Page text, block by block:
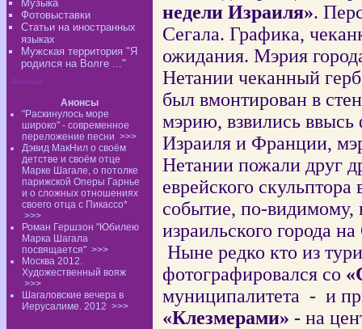
Музыка
Фотовыставки
Статьи на иностранных
языках
Мужская территория "Я
родился на Волге ..."
Анонсы:
Анонсы
"Раскинулось море
широко" - современное
переложение песни >>>
Дэвид МакНил о своём
детстве и своём отце
Марке Шагале, о потолке
парижской Оперы Гарнье
и о сложных отношениях
своего отца с Пикассо*
>>>
Роман Гершзон "Юбилею
Марка Шагала
посвящается" >>>
Москва 2012.
Художественный вояж
>>>
Шагаловские вечера в
Иерусалиме. 2012 >>>
недели Израиля».
Сегала. Графика,
ожидания. Мэрия
Нетании чеканный герб
был вмонтирован в
мэрию, взвились ввысь
Израиля и Франции,
Нетании пожали друг
еврейского
событие, по-видимому,
израильского города
Ныне редко кто из
фотографировался со
муниципалитета - и
«Клезмерами» - на